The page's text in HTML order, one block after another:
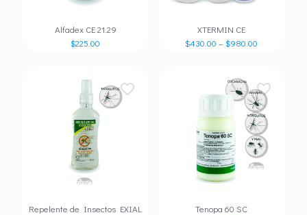
Alfadex CE 21.29
$225.00
XTERMIN CE
$430.00 –$980.00
Repelente de Insectos EXIAL
Tenopa 60 SC